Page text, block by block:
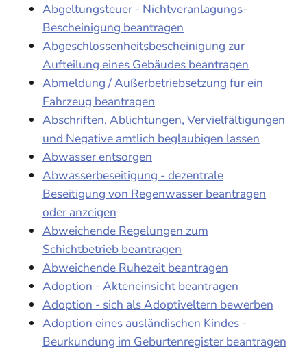
Abgeltungsteuer - Nichtveranlagungs-
Bescheinigung beantragen
Abgeschlossenheitsbescheinigung zur
Aufteilung eines Gebäudes beantragen
Abmeldung / Außerbetriebsetzung für ein
Fahrzeug beantragen
Abschriften, Ablichtungen, Vervielfältigungen
und Negative amtlich beglaubigen lassen
Abwasser entsorgen
Abwasserbeseitigung - dezentrale
Beseitigung von Regenwasser beantragen
oder anzeigen
Abweichende Regelungen zum
Schichtbetrieb beantragen
Abweichende Ruhezeit beantragen
Adoption - Akteneinsicht beantragen
Adoption - sich als Adoptiveltern bewerben
Adoption eines ausländischen Kindes -
Beurkundung im Geburtenregister beantragen